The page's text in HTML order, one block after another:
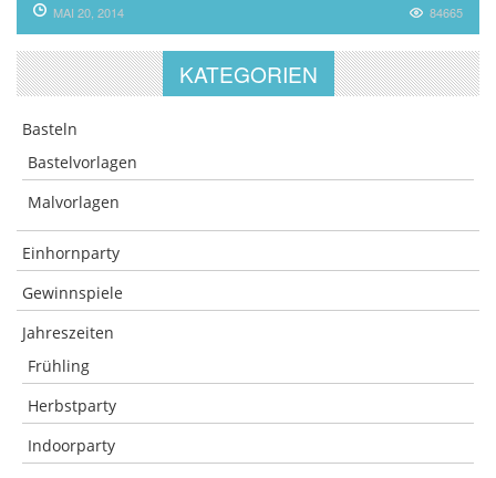
MAI 20, 2014 84665
KATEGORIEN
Basteln
Bastelvorlagen
Malvorlagen
Einhornparty
Gewinnspiele
Jahreszeiten
Frühling
Herbstparty
Indoorparty